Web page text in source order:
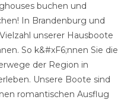
buchen und
In Brandenburg und
unserer Hausboote
So k&#xF6;nnen Sie die
der Region in
Unsere Boote sind
romantischen Ausflug